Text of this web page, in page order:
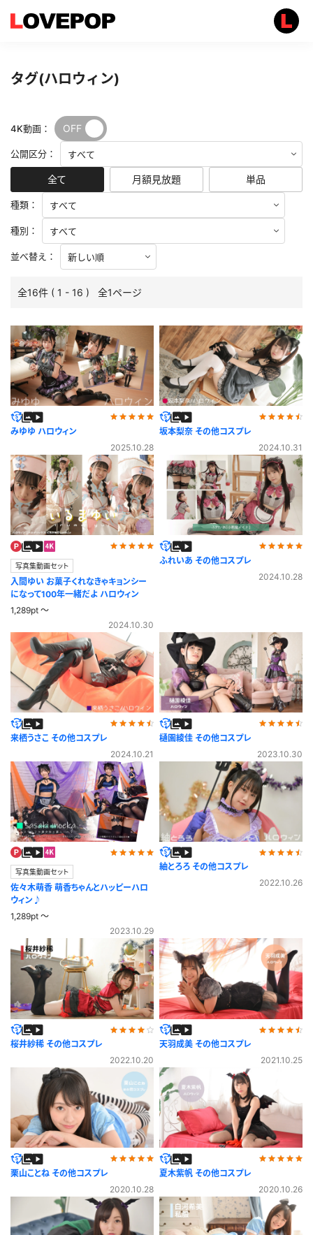
タグ(ハロウィン)
全て 月額見放題 単品
種類：
種別：
並べ替え：
4K動画： OFF
公開区分：
全16件 ( 1 - 16 ) 全1ページ
みゆゆ ハロウィン
2025.10.28
坂本梨奈 その他コスプレ
2024.10.31
写真集動画セット
入間ゆい お菓子くれなきゃキョンシー
になって100年一緒だよ ハロウィン
1,289pt ～
2024.10.30
ふれいあ その他コスプレ
2024.10.28
来栖うさこ その他コスプレ
2024.10.21
樋園綾佳 その他コスプレ
2023.10.30
写真集動画セット
佐々木萌香 萌香ちゃんとハッピーハロ
ウィン♪
1,289pt ～
2023.10.29
紬とろろ その他コスプレ
2022.10.26
桜井紗稀 その他コスプレ
2022.10.20
天羽成美 その他コスプレ
2021.10.25
栗山ことね その他コスプレ
2020.10.28
夏木紫帆 その他コスプレ
2020.10.26